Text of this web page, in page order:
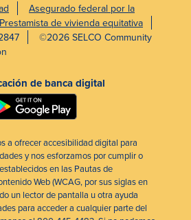
Asegurado federal por la
Prestamista de vivienda equitativa
©2026 SELCO Community
de banca digital
a ofrecer accesibilidad digital para
y nos esforzamos por cumplir o
en las Pautas de
Web (WCAG, por sus siglas en
un lector de pantalla u otra ayuda
para acceder a cualquier parte del